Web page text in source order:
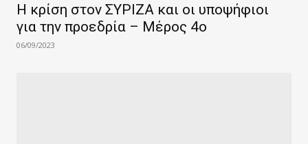
Η κρίση στον ΣΥΡΙΖΑ και οι υποψήφιοι
για την προεδρία – Μέρος 4ο
06/09/2023